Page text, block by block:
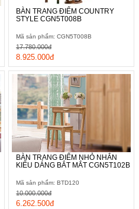
BÀN TRANG ĐIỂM COUNTRY
STYLE CGN5T008B
Mã sản phẩm: CGN5T008B
8.925.000đ
17.780.000đ
BÀN TRANG ĐIỂM NHỎ NHẮN
KIỂU DÁNG BẮT MẮT CGN5T102B
Mã sản phẩm: BTD120
6.262.500đ
10.000.000đ